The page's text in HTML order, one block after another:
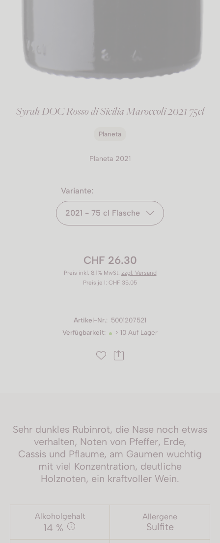
Syrah DOC Rosso di Sicilia Maroccoli 2021 75cl
Planeta
Planeta 2021
Variante:
2021 - 75 cl Flasche
CHF 26.30
Preis inkl. 8.1% MwSt. zzgl. Versand
Preis je l: CHF 35.05
Artikel-Nr.: 5001207521
Verfügbarkeit: > 10 Auf Lager
Sehr dunkles Rubinrot, die Nase noch etwas
verhalten, Noten von Pfeffer, Erde,
Cassis und Pflaume, am Gaumen wuchtig
mit viel Konzentration, deutliche
Holznoten, ein kraftvoller Wein.
Alkoholgehalt
14 %
Allergene
Sulfite